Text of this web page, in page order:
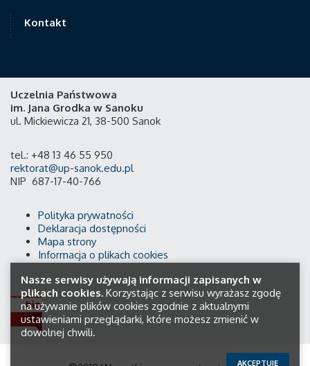
Kontakt
Uczelnia Państwowa
im. Jana Grodka w Sanoku
ul. Mickiewicza 21, 38-500 Sanok
tel.: +48 13 46 55 950
rektorat@up-sanok.edu.pl
NIP 687-17-40-766
Polityka prywatności
Deklaracja dostępności
Mapa strony
Informacja o plikach cookies
Nasze serwisy używają informacji zapisanych w
plikach cookies. Korzystając z serwisu wyrażasz zgodę
na używanie plików cookies zgodnie z aktualnymi
ustawieniami przeglądarki, które możesz zmienić w
dowolnej chwili.
AKCEPTUJĘ